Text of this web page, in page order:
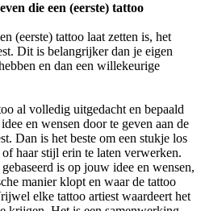
die een (eerste) tattoo
(eerste) tattoo laat zetten is, het
Dit is belangrijker dan je eigen
en dan een willekeurige
al volledig uitgedacht en bepaald
en wensen door te geven aan de
Dan is het beste om een stukje los
haar stijl erin te laten verwerken.
is op jouw idee en wensen,
manier klopt en waar de tattoo
elke tattoo artiest waardeert het